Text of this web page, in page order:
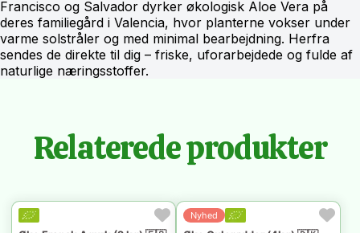
Francisco og Salvador dyrker økologisk Aloe Vera på
deres familiegård i Valencia, hvor planterne vokser under
varme solstråler og med minimal bearbejdning. Herfra
sendes de direkte til dig – friske, uforarbejdede og fulde af
naturlige næringsstoffer.
Relaterede produkter
Nyhed